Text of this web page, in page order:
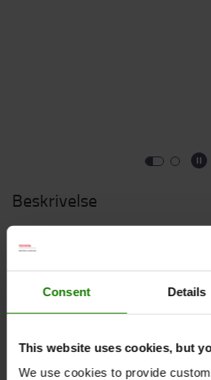
Consent Details
This website uses cookies, but
We use cookies to provide
Beskrivelse
LÆS FULD BESKRIVELSE